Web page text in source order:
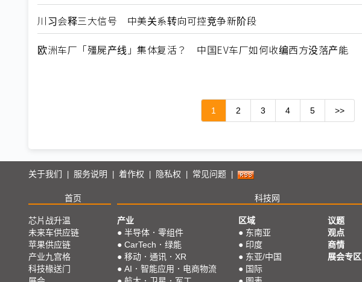
川习会释三大信号 中美关系转向可控竞争新阶段
欧洲车厂「殭屍产线」集体复活？ 中国EV车厂如何收编西方没落产能
1 2 3 4 5 >>
关于我们 服务说明 着作权 隐私权 常见问题
首页 科技网
芯片战升温
未来车供应链
苹果供应链
产业九宫格
科技椽送门
产业
● 半导体．零组件
● CarTech．绿能
● 移动．通讯．XR
● AI．智能应用．电商物流
区域
● 东南亚
● 印度
● 东亚/中国
● 国际
议题
观点
商情
展会专区